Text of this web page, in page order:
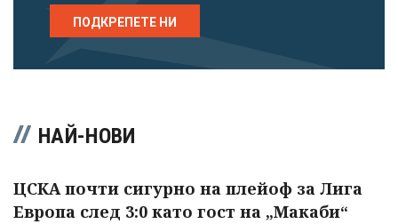
ПОДКРЕПЕТЕ НИ
НАЙ-НОВИ
ЦСКА почти сигурно на плейоф за Лига
Европа след 3:0 като гост на „Макаби“